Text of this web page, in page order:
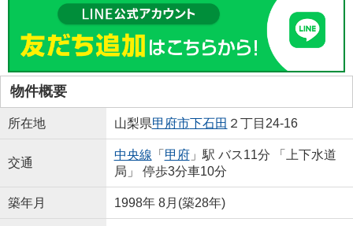
物件概要
所在地 山梨県甲府市下石田 ２丁目24-16
交通
中央線 「 甲府」駅 バス11分 「上下水道
局」 停歩3分車10分
築年月 1998年 8月(築28年)